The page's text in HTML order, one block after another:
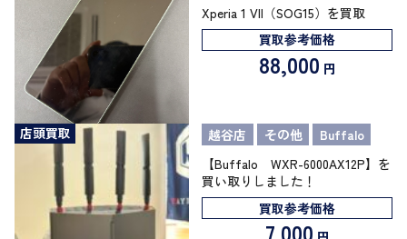
Xperia 1 VII（SOG15）を買取
買取参考価格
88,000 円
店頭買取 越谷店 その他
Buffalo
【Buffalo WXR-6000AX12P】を
買い取りしました！
買取参考価格
7,000